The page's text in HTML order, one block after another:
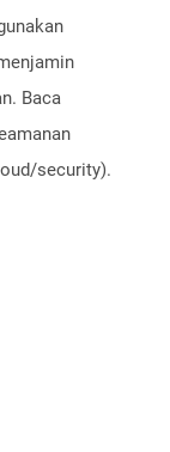
Baca
security).